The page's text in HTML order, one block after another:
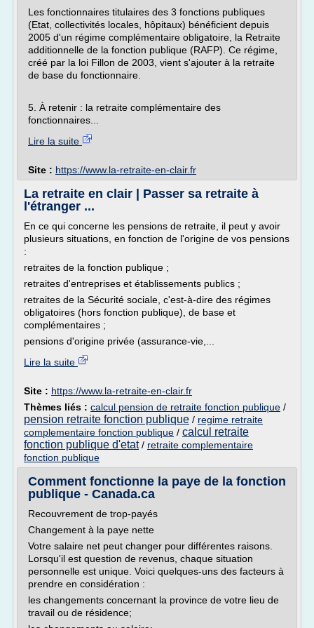
Les fonctionnaires titulaires des 3 fonctions publiques
(Etat, collectivités locales, hôpitaux) bénéficient depuis
2005 d'un régime complémentaire obligatoire, la Retraite
additionnelle de la fonction publique (RAFP). Ce régime,
créé par la loi Fillon de 2003, vient s'ajouter à la retraite
de base du fonctionnaire.
5. À retenir : la retraite complémentaire des
fonctionnaires...
Lire la suite
Site : https://www.la-retraite-en-clair.fr
La retraite en clair | Passer sa retraite à
l'étranger ...
En ce qui concerne les pensions de retraite, il peut y avoir
plusieurs situations, en fonction de l'origine de vos pensions
:
retraites de la fonction publique ;
retraites d'entreprises et établissements publics ;
retraites de la Sécurité sociale, c'est-à-dire des régimes
obligatoires (hors fonction publique), de base et
complémentaires ;
pensions d'origine privée (assurance-vie,...
Lire la suite
Site : https://www.la-retraite-en-clair.fr
Thèmes liés : calcul pension de retraite fonction publique /
pension retraite fonction publique / regime retraite
complementaire fonction publique / calcul retraite
fonction publique d'etat/ retraite complementaire
fonction publique
Comment fonctionne la paye de la fonction
publique - Canada.ca
Recouvrement de trop-payés
Changement à la paye nette
Votre salaire net peut changer pour différentes raisons.
Lorsqu'il est question de revenus, chaque situation
personnelle est unique. Voici quelques-uns des facteurs à
prendre en considération :
les changements concernant la province de votre lieu de
travail ou de résidence;